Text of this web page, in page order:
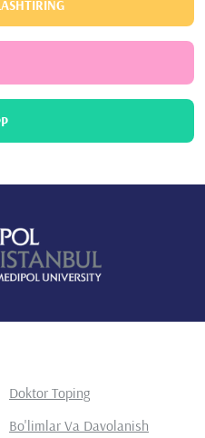
Doktor Toping
Bo'limlar Va Davolanish